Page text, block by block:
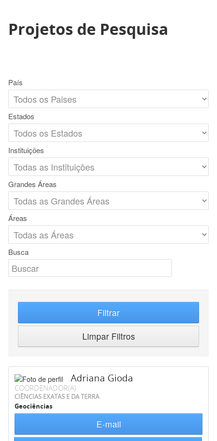
Projetos de Pesquisa
País
Estados
Instituições
Grandes Áreas
Áreas
Busca
Filtrar
Limpar Filtros
Adriana Gioda
COORDENADOR(A)
CIÊNCIAS EXATAS E DA TERRA
Geociências
E-mail